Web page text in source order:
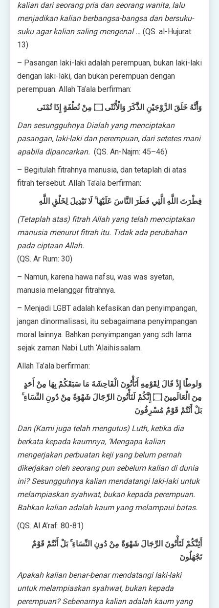
kalian dari seorang pria dan seorang wanita, lalu
menjadikan kalian berbangsa-bangsa dan bersuku-
suku agar kalian saling mengenal … (QS. al-Hujurat:
13)
– Pasangan laki-laki adalah perempuan, bukan laki-laki
dengan laki-laki, dan bukan perempuan dengan
perempuan. Allah Ta’ala berfirman:
وَأَنَّهُ خَلَقَ الزَّوْجَيْنِ الذَّكَرَ وَالْأُنْثَى ۝ مِنْ نُطْفَةٍ إِذَا تُمْنَى
Dan sesungguhnya Dialah yang menciptakan
pasangan, laki-laki dan perempuan, dari setetes mani
apabila dipancarkan. (QS. An-Najm: 45–46)
– Begitulah fitrahnya manusia, dan tetaplah di atas
fitrah tersebut. Allah Ta’ala berfirman:
فِطْرَتَ اللَّهِ الَّتِي فَطَرَ النَّاسَ عَلَيْهَا ۚ لَا تَبْدِيلَ لِخَلْقِ اللَّهِ
(Tetaplah atas) fitrah Allah yang telah menciptakan
manusia menurut fitrah itu. Tidak ada perubahan
pada ciptaan Allah.
(QS. Ar Rum: 30)
– Namun, karena hawa nafsu, was was syetan,
manusia melanggar fitrahnya.
– Menjadi LGBT adalah kefasikan dan penyimpangan,
jangan dinormalisasi, itu sebagaimana penyimpangan
moral lainnya. Bahkan penyimpangan yang sdh lama
sejak zaman Nabi Luth ‘Alaihissalam.
Allah Ta’ala berfirman:
وَلوطًا إِذْ قَالَ لِقَوْمِهِ أَتَأْتُونَ الْفَاحِشَةَ مَا سَبَقَكُمْ بِهَا مِنْ أَحَدٍ
مِنَ الْعَالَمِينَ ۝ إِنَّكُمْ لَتَأْتُونَ الرِّجَالَ شَهْوَةً مِنْ دُونِ النِّسَاءِ ۚ
بَلْ أَنْتُمْ قَوْمٌ مُسْرِفُونَ
Dan (Kami juga telah mengutus) Luth, ketika dia
berkata kepada kaumnya, ‘Mengapa kalian
mengerjakan perbuatan keji yang belum pernah
dikerjakan oleh seorang pun sebelum kalian di dunia
ini? Sesungguhnya kalian mendatangi laki-laki untuk
melampiaskan syahwat, bukan kepada perempuan.
Bahkan kalian adalah kaum yang melampaui batas.
(QS. Al A’raf: 80-81)
أَئِنَّكُمْ لَتَأْتُونَ الرِّجَالَ شَهْوَةً مِنْ دُونِ النِّسَاءِ ۚ بَلْ أَنْتُمْ قَوْمٌ
تَجْهَلُونَ
Apakah kalian benar-benar mendatangi laki-laki
untuk melampiaskan syahwat, bukan kepada
perempuan? Sebenarnya kalian adalah kaum yang